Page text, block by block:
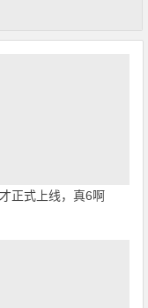
正式上线，真6啊